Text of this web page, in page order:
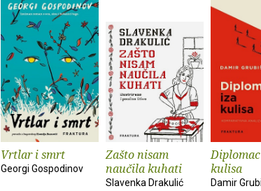
Vrtlar i smrt
Georgi Gospodinov
Zašto nisam
naučila kuhati
Slavenka Drakulić
kulisa
Damir